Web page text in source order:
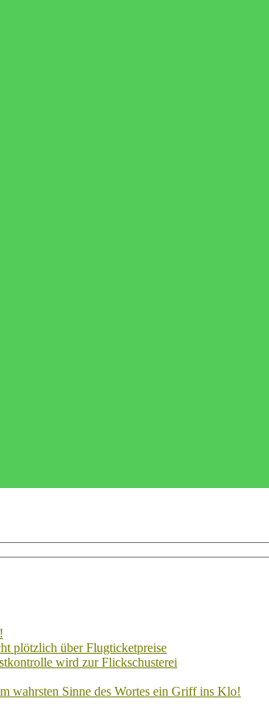
plötzlich über Flugticketpreise
wird zur Flickschusterei
wahrsten Sinne des Wortes ein Griff ins Klo!